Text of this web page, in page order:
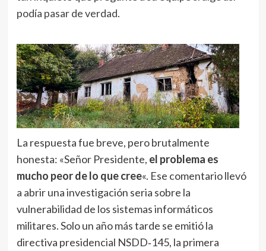
podía pasar de verdad.
La respuesta fue breve, pero brutalmente
honesta: «Señor Presidente, el problema es
mucho peor de lo que cree«. Ese comentario llevó
a abrir una investigación seria sobre la
vulnerabilidad de los sistemas informáticos
militares. Solo un año más tarde se emitió la
directiva presidencial NSDD‑145, la primera